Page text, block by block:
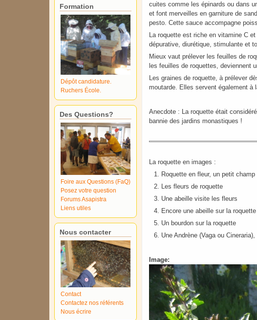
cuites comme les épinards ou dans
et font merveilles en garniture de
pesto. Cette sauce accompagne
La roquette est riche en vitamine C
dépurative, diurétique, stimulante et
Mieux vaut prélever les feuilles de
les feuilles de roquettes, deviennent
Les graines de roquette, à prélever
moutarde. Elles servent également à
Anecdote : La roquette était
bannie des jardins monastiques !
La roquette en images :
Roquette en fleur, un petit champ
Les fleurs de roquette
Une abeille visite les fleurs
Encore une abeille sur la roquette
Un bourdon sur la roquette
Une Andrène (Vaga ou
Image:
Formation
Dépôt candidature.
Ruchers École.
Des Questions?
Foire aux Questions (FaQ)
Posez votre question
Forums Asapistra
Liens utiles
Nous contacter
Contact
Contactez nos référents
Nous écrire